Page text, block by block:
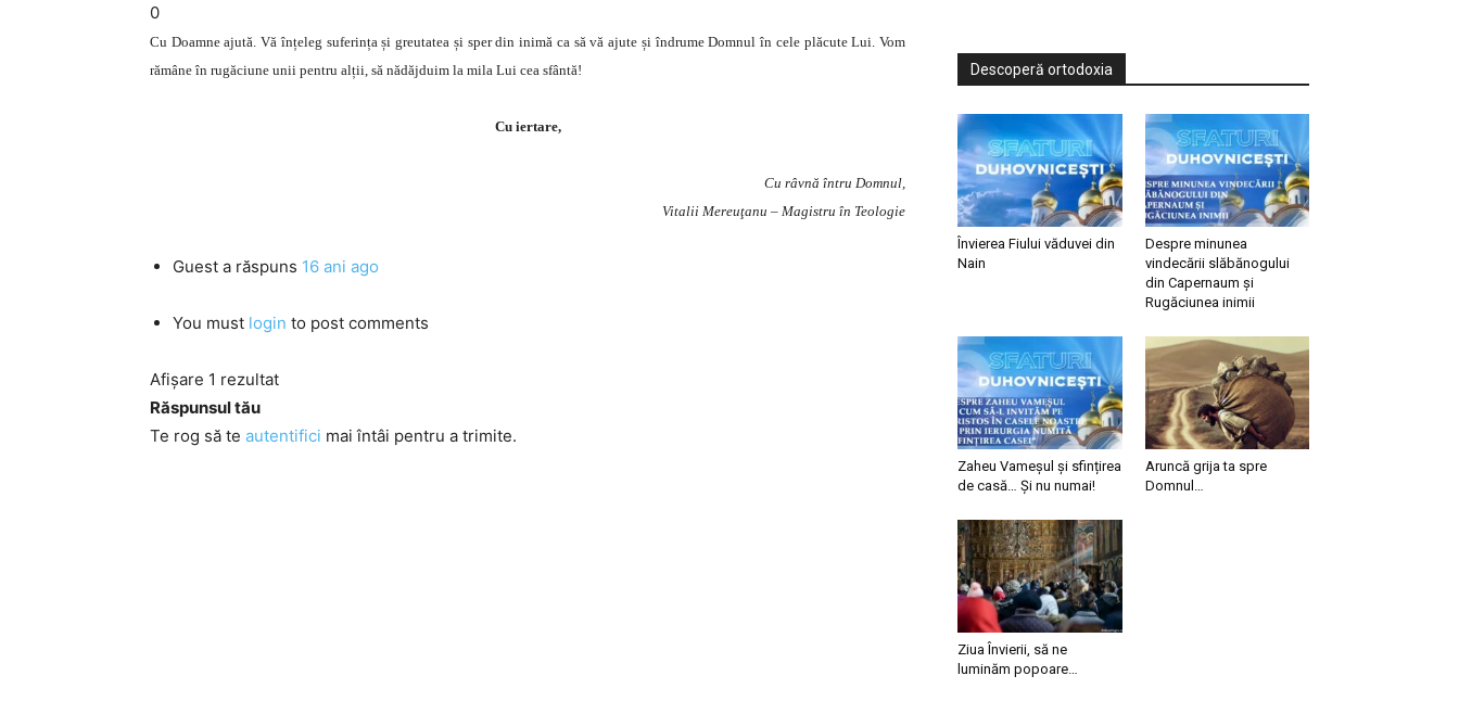
0
Cu Doamne ajută. Vă înțeleg suferința și greutatea și sper din inimă ca să vă ajute și îndrume Domnul în cele plăcute Lui. Vom
rămâne în rugăciune unii pentru alții, să nădăjduim la mila Lui cea sfântă!
Cu iertare,
Cu râvnă întru Domnul,
Vitalii Mereuţanu – Magistru în Teologie
Guest a răspuns 16 ani ago
You must login to post comments
Afișare 1 rezultat
Răspunsul tău
Te rog să te autentifici mai întâi pentru a trimite.
Descoperă ortodoxia
Învierea Fiului văduvei din
Nain
Despre minunea
vindecării slăbănogului
din Capernaum și
Rugăciunea inimii
Zaheu Vameșul și sfințirea
de casă… Și nu numai!
Aruncă grija ta spre
Domnul…
Ziua Învierii, să ne
luminăm popoare…